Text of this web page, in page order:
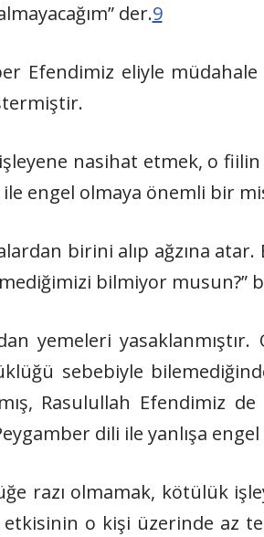
der.9
Efendimiz eliyle
nasihat etmek, o fiilin
engel olmaya önemli bir
birini alıp ağzına
bilmiyor musun?”
yemeleri yasaklanmıştır.
sebebiyle
Rasulullah Efendimiz
dili ile yanlışa
razı olmamak, kötülük
o kişi üzerinde az